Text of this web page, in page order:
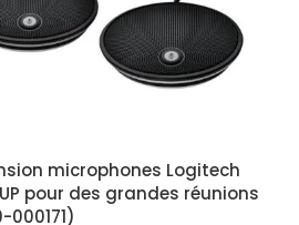
microphones Logitech
pour des grandes réunions
000171)